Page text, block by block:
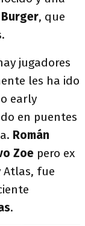
, que
jugadores
les ha ido
early
en puentes
Román
Zoe pero ex
Atlas, fue
.